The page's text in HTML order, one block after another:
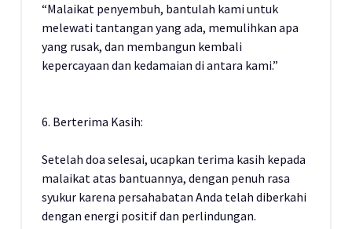
“Malaikat penyembuh, bantulah kami untuk
melewati tantangan yang ada, memulihkan apa
yang rusak, dan membangun kembali
kepercayaan dan kedamaian di antara kami.”
6. Berterima Kasih:
Setelah doa selesai, ucapkan terima kasih kepada
malaikat atas bantuannya, dengan penuh rasa
syukur karena persahabatan Anda telah diberkahi
dengan energi positif dan perlindungan.